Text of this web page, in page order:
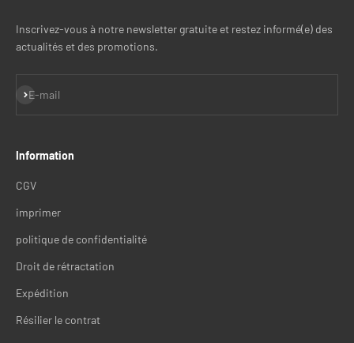
Inscrivez-vous à notre newsletter gratuite et restez informé(e) des
actualités et des promotions.
E-mail
S'inscrire
Information
CGV
imprimer
politique de confidentialité
Droit de rétractation
Expédition
Résilier le contrat